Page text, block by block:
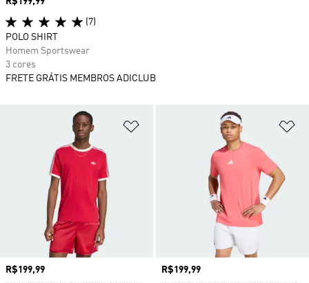
Adicionar à Lista de Desejos
Preço
R$199,99
Preço
R$199,99
(7)
POLO SHIRT
Homem Sportswear
3 cores
FRETE GRÁTIS MEMBROS ADICLUB